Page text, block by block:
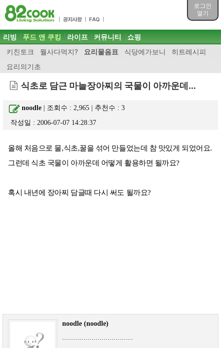
로그인
열기
목차
주메뉴 바로가기
컨텐츠 바로가기
검색 바로가기
로그인 바로가기
주메뉴
리빙 푸드 앤 쿠킹
키친토크 뭘사다먹지? 요리물음표 식당에가보니
히트레시피
요리의기초
라이프 커뮤니티 쇼핑
식초로 담근 마늘장아찌의 국물이 아까운데...
noodle | 조회수 : 2,965 | 추천수 :3
작성일 : 2006-07-07 14:28:37
올해 처음으로 물,식초,꿀을 섞어 만들었는데 참 맛있게 되었어요.
그런데 식초 국물이 아까운데 어떻게 활용하면 될까요?
혹시 내년에 장아찌 담글때 다시 써도 될까요?
noodle (noodle)
....................................